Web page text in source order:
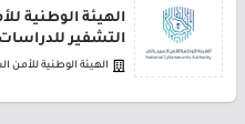
الهيئة الوطنية
التشفير للدراسات
الهيئة الوطنية للأمن